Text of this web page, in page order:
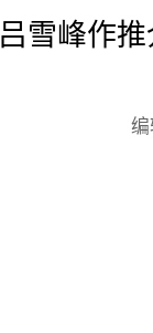
雪峰作